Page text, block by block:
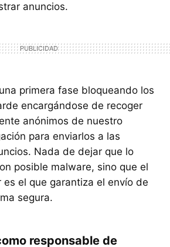
anuncios.
primera fase bloqueando los
encargándose de recoger
anónimos de nuestro
para enviarlos a las
Nada de dejar que lo
posible malware, sino que el
es el que garantiza el envío de
segura.
responsable de